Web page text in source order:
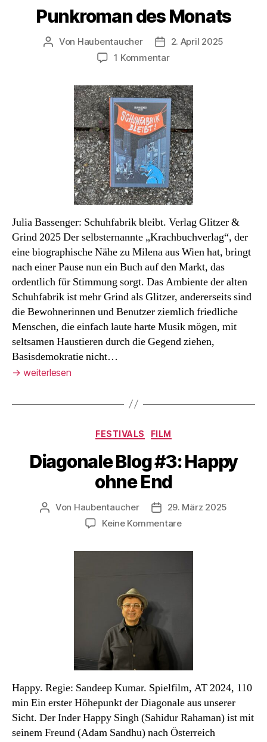
Punkroman des Monats
Beitragsautor
Von Haubentaucher Veröffentlichungsdatum
2. April 2025
1 Kommentarzu
des
Monats
Julia Bassenger: Schuhfabrik bleibt. Verlag Glitzer &
Grind 2025 Der selbsternannte „Krachbuchverlag“, der
eine biographische Nähe zu Milena aus Wien hat, bringt
nach einer Pause nun ein Buch auf den Markt, das
ordentlich für Stimmung sorgt. Das Ambiente der alten
Schuhfabrik ist mehr Grind als Glitzer, andererseits sind
die Bewohnerinnen und Benutzer ziemlich friedliche
Menschen, die einfach laute harte Musik mögen, mit
seltsamen Haustieren durch die Gegend ziehen,
Basisdemokratie nicht…
→ weiterlesen
Kategorien
FESTIVALS FILM
Diagonale Blog #3: Happy
ohne End
Beitragsautor
Von Haubentaucher Veröffentlichungsdatum
29. März 2025
Keine Kommentarezu
Blog
Happy. Regie: Sandeep Kumar. Spielfilm, AT 2024, 110
min Ein erster Höhepunkt der Diagonale aus unserer
Sicht. Der Inder Happy Singh (Sahidur Rahaman) ist mit
seinem Freund (Adam Sandhu) nach Österreich